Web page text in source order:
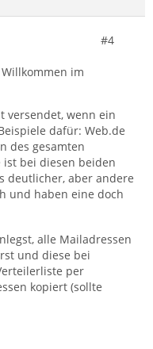
#4
im
versendet, wenn ein
dafür: Web.de
des gesamten
bei diesen beiden
deutlicher, aber andere
und haben eine doch
alle Mailadressen
und diese bei
per
kopiert (sollte